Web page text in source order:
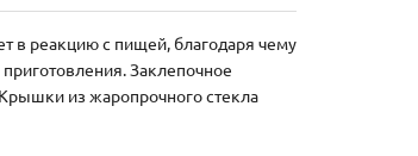
в реакцию с пищей, благодаря чему
Заклепочное
из жаропрочного стекла